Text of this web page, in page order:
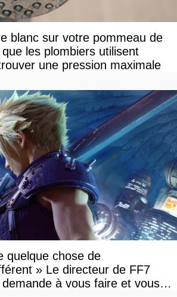
blanc sur votre pommeau de
les plombiers utilisent
une pression maximale
quelque chose de
» Le directeur de FF7
à vous faire et vous